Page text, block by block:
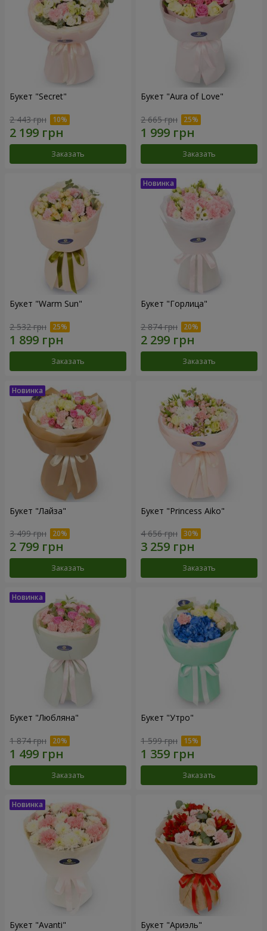
Букет "Secret"
2 443 грн
Заказать
Букет "Aura of Love"
2 665 грн
Заказать
Букет "Warm Sun"
2 532 грн
Заказать
Букет "Горлица"
2 874 грн
Заказать
Букет "Лайза"
3 499 грн
Заказать
Букет "Princess Aiko"
4 656 грн
Заказать
Букет "Любляна"
1 874 грн
Заказать
Букет "Утро"
1 599 грн
Заказать
Букет "Avanti" Букет "Ариэль"